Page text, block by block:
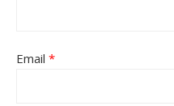
Email *